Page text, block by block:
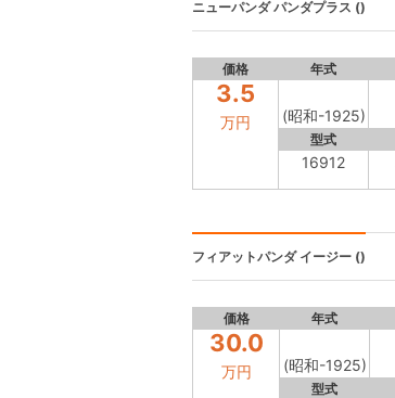
ニューパンダパンダプラス ()
価格 年式
3.5
万円 (昭和-1925)
型式
16912
フィアットパンダイージー ()
価格 年式
30.0
万円 (昭和-1925)
型式